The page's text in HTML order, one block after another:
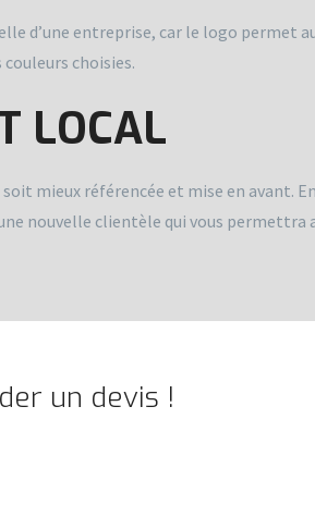
d’une entreprise, car le logo permet
choisies.
LOCAL
mieux référencée et mise en avant.
nouvelle clientèle qui vous permettra
un devis !